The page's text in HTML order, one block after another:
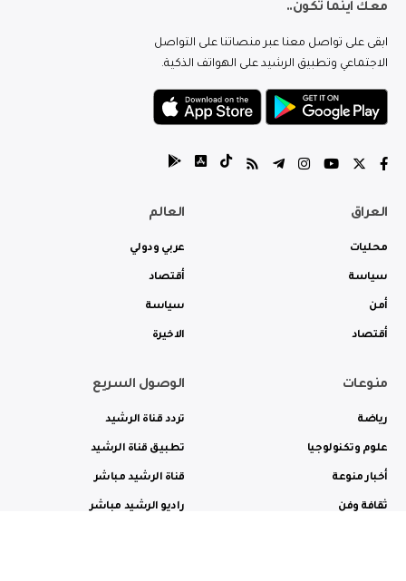
معك اينما تكون..
ابقى على تواصل معنا عبر منصاتنا على التواصل
الاجتماعي وتطبيق الرشيد على الهواتف الذكية.
العراق
محليات
سياسة
أمن
أقتصاد
العالم
عربي ودولي
أقتصاد
سياسة
الاخيرة
منوعات
رياضة
علوم وتكنولوجيا
أخبار منوعة
ثقافة وفن
الوصول السريع
تردد قناة الرشيد
تطبيق قناة الرشيد
قناة الرشيد مباشر
راديو الرشيد مباشر